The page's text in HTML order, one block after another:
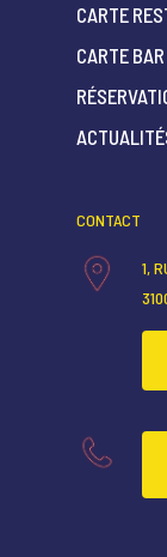
CARTE
CARTE BAR
CONTACT
1,